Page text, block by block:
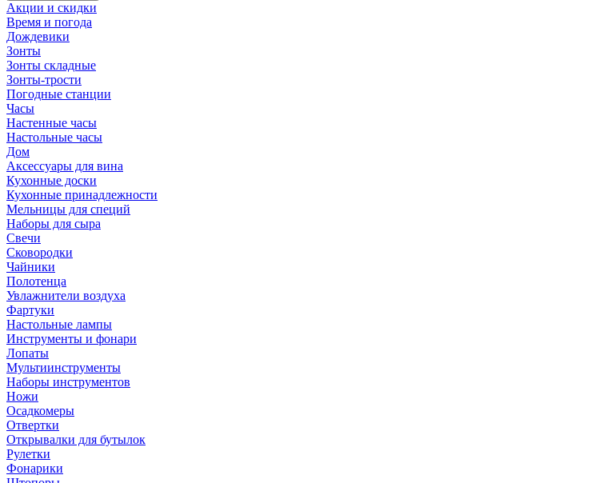
Акции и скидки
Время и погода
Дождевики
Зонты
Зонты складные
Зонты-трости
Погодные станции
Часы
Настенные часы
Настольные часы
Дом
Аксессуары для вина
Кухонные доски
Кухонные принадлежности
Мельницы для специй
Наборы для сыра
Свечи
Сковородки
Чайники
Полотенца
Увлажнители воздуха
Фартуки
Настольные лампы
Инструменты и фонари
Лопаты
Мультиинструменты
Наборы инструментов
Ножи
Осадкомеры
Отвертки
Открывалки для бутылок
Рулетки
Фонарики